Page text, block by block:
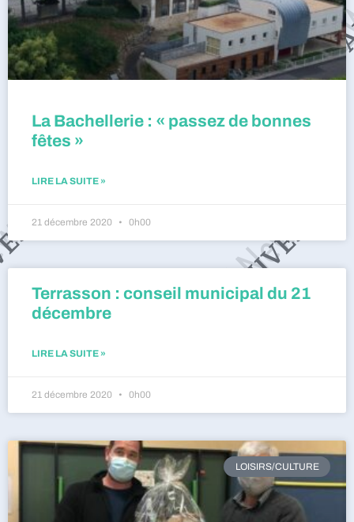
La Bachellerie : « passez de bonnes
fêtes »
LIRE LA SUITE »
21 décembre 2020 0h00
Terrasson : conseil municipal du 21
décembre
LIRE LA SUITE »
21 décembre 2020 0h00
LOISIRS/CULTURE